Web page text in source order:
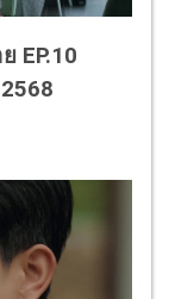
EP.10